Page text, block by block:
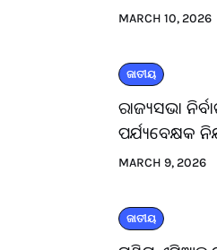
MARCH 10, 2026
ଜାତୀୟ
ରାଜ୍ୟସଭା
ପର୍ଯ୍ୟବେକ୍ଷକ
MARCH 9, 2026
ଜାତୀୟ